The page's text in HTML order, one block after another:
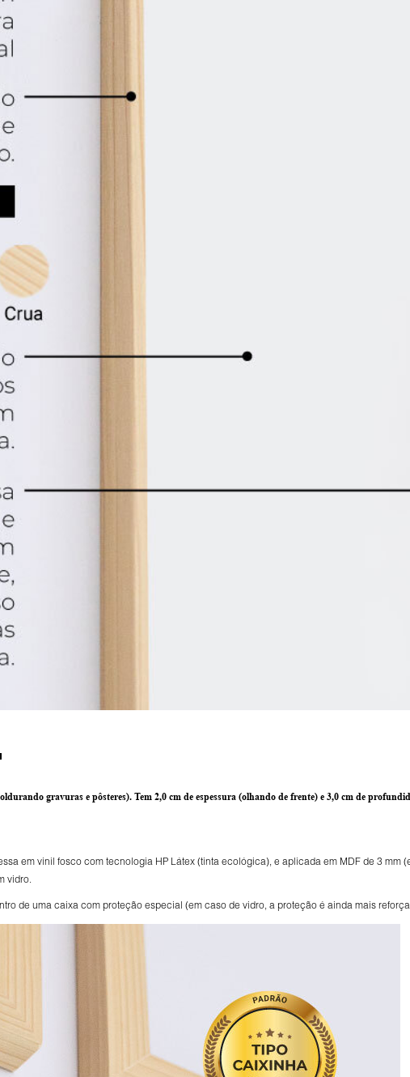
gravuras e pôsteres). Tem 2,0 cm de espessura (olhando de frente) e 3,0 cm de
em vinil fosco com tecnologia HP Látex (tinta ecológica), e aplicada em MDF de 3 mm
vidro.
de uma caixa com proteção especial (em caso de vidro, a proteção é ainda mais